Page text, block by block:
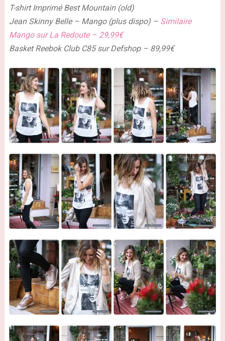
T-shirt Imprimé Best Mountain (old)
Jean Skinny Belle – Mango (plus dispo) –Similaire
Mango sur La Redoute – 29,99€
Basket Reebok Club C85 sur Defshop – 89,99€